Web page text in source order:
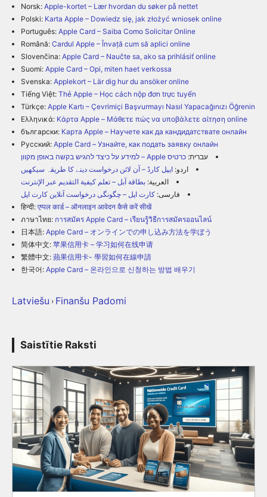
Norsk: Apple-kortet – Lær hvordan du søker på nettet
Polski: Karta Apple – Dowiedz się, jak złożyć wniosek online
Português: Apple Card – Saiba Como Solicitar Online
Română: Cardul Apple – Învață cum să aplici online
Slovenčina: Apple Card – Naučte sa, ako sa prihlásiť online
Suomi: Apple Card – Opi, miten haet verkossa
Svenska: Applekort – Lär dig hur du ansöker online
Tiếng Việt: Thẻ Apple – Học cách nộp đơn trực tuyến
Türkçe: Apple Kartı – Çevrimiçi Başvurmayı Nasıl Yapacağınızı Öğrenin
Ελληνικά: Κάρτα Apple – Μάθετε πώς να υποβάλετε αίτηση online
български: Карта Apple – Научете как да кандидатствате онлайн
Русский: Apple Card – Узнайте, как подать заявку онлайн
עברית: כרטיס Apple – למידע על כיצד להגיש בקשה באופן מקוון
اردو: ایپل کارڈ – آن لائن درخواست دینے کا طریقہ سیکھیں
العربية: بطاقة آبل – تعلم كيفية التقديم عبر الإنترنت
فارسی: کارت اپل – چگونگی درخواست آنلاین کارت اپل
हिन्दी: एप्पल कार्ड – ऑनलाइन आवेदन कैसे करें सीखें
ภาษาไทย: การสมัคร Apple Card – เรียนรู้วิธีการสมัครออนไลน์
日本語: Apple Card – オンラインでの申し込み方法を学ぼう
简体中文: 苹果信用卡 – 学习如何在线申请
繁體中文: 蘋果信用卡- 學習如何在線申請
한국어: Apple Card – 온라인으로 신청하는 방법 배우기
Latviešu › Finanšu Padomi
Saistītie Raksti